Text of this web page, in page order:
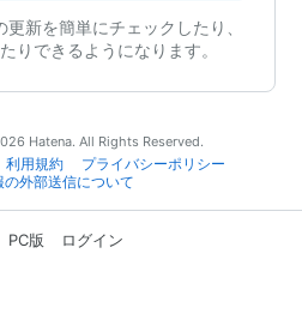
新を簡単にチェックしたり、
りできるようになります。
Hatena. All Rights Reserved.
利用規約
プライバシーポリシー
の外部送信について
PC版 ログイン